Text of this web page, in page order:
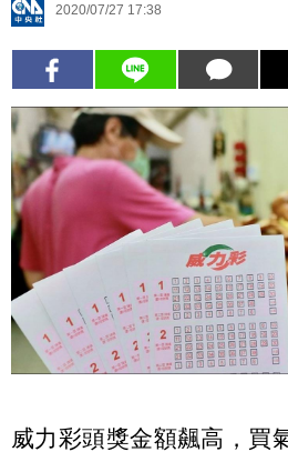
2020/07/27 17:38
威力彩頭獎金額飆高，買